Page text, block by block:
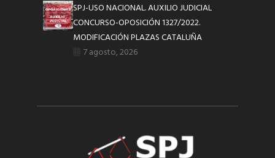
SPJ-USO NACIONAL. AUXILIO JUDICIAL
CONCURSO-OPOSICIÓN 1327/2022.
MODIFICACIÓN PLAZAS CATALUÑA
7 agosto, 2026